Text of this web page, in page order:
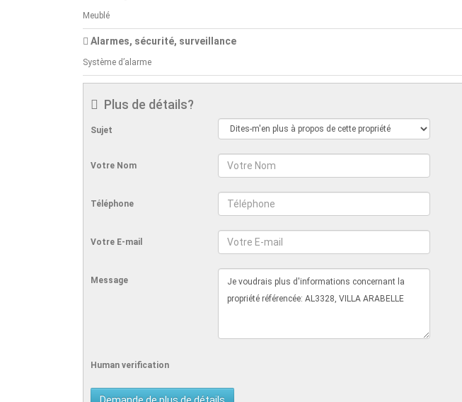
Meublé
Alarmes, sécurité, surveillance
Système d’alarme
Plus de détails?
Sujet
Votre Nom
Téléphone
Votre E-mail
Message
Human verification